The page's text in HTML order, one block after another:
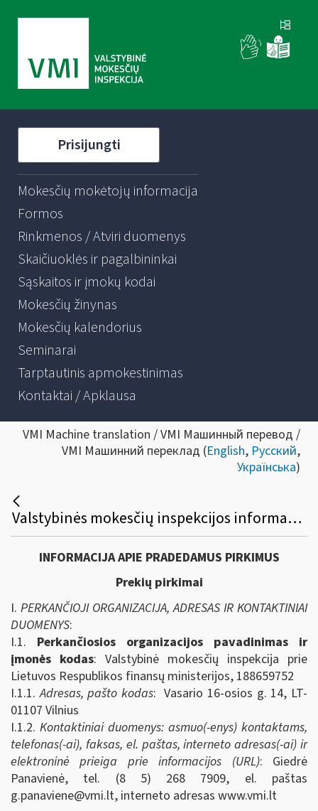
Prisijungti
Mokesčių mokėtojų informacija
Formos
Rinkmenos / Atviri duomenys
Skaičiuoklės ir pagalbininkai
Sąskaitos ir įmokų kodai
Mokesčių žinynas
Mokesčių kalendorius
Seminarai
Tarptautinis apmokestinimas
Kontaktai / Apklausa
VMI Machine translation / VMI Машинный перевод /
VMI Машинний переклад (English, Русский,
Українська)
Valstybinės mokesčių inspekcijos informacinių išteklių virtualios platformos plėtros viešasis pirkimas
INFORMACIJA APIE PRADEDAMUS PIRKIMUS
Prekių pirkimai
I. PERKANČIOJI ORGANIZACIJA, ADRESAS IR KONTAKTINIAI
DUOMENYS:
I.1. Perkančiosios organizacijos pavadinimas ir
įmonės kodas: Valstybinė mokesčių inspekcija prie
Lietuvos Respublikos finansų ministerijos, 188659752
I.1.1.Adresas, pašto kodas: Vasario 16-osios g. 14, LT-
01107 Vilnius
I.1.2. Kontaktiniai duomenys: asmuo(-enys) kontaktams,
telefonas(-ai), faksas, el. paštas, interneto adresas(-ai) ir
elektroninė prieiga prie informacijos (URL): Giedrė
Panavienė, tel. (8 5) 268 7909, el. paštas
g.panaviene@vmi.lt, interneto adresas www.vmi.lt